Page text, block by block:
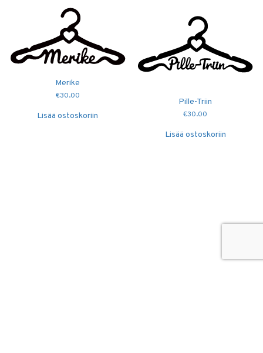
Merike
€30.00
Lisää ostoskoriin
Pille-Triin
€30.00
Lisää ostoskoriin